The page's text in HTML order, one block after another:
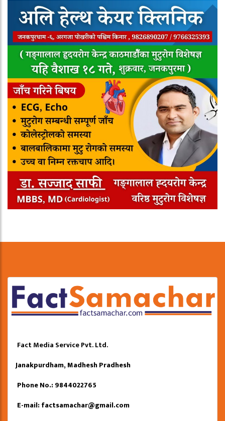
Fact Media Service Pvt. Ltd.
Janakpurdham, Madhesh Pradhesh
Phone No.: 9844022765
E-mail: factsamachar@gmail.com